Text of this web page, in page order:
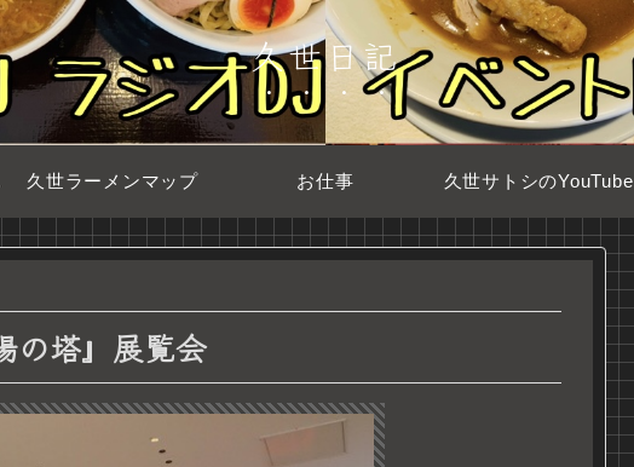
久世日記
久世ラーメンマップ お仕事 久世サトシのYouTube
の塔』展覧会